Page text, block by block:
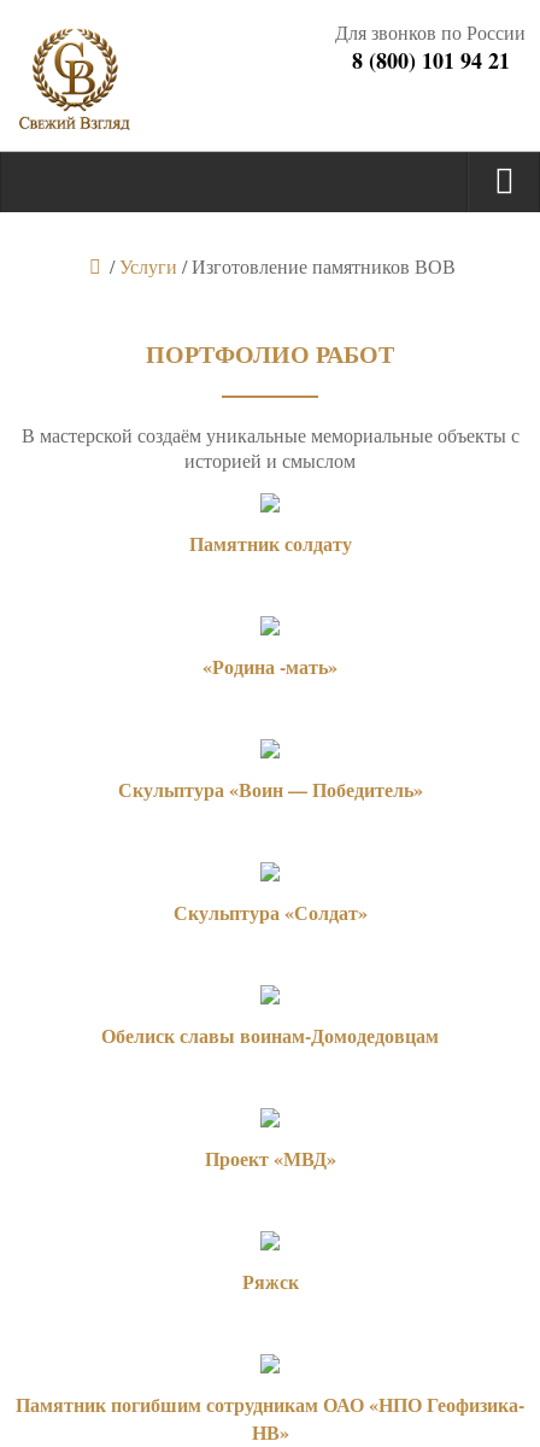
Для звонков по России
8 (800) 101 94 21
/Услуги /Изготовление памятников ВОВ
ПОРТФОЛИО РАБОТ
В мастерской создаём уникальные мемориальные объекты с
историей и смыслом
Памятник солдату
«Родина -мать»
Скульптура «Воин — Победитель»
Скульптура «Солдат»
Обелиск славы воинам-Домодедовцам
Проект «МВД»
Ряжск
Памятник погибшим сотрудникам ОАО «НПО Геофизика-
НВ»